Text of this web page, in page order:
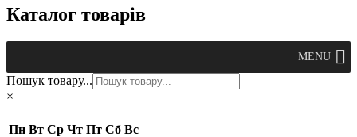
Каталог товарів
MENU
Пошук товару...
×
Пн Вт Ср Чт Пт Сб Вс